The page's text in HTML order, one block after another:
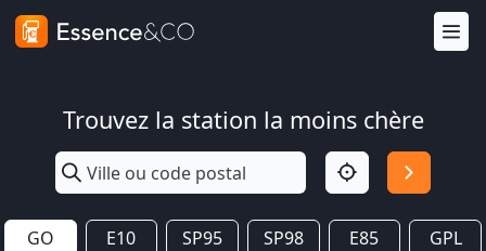
Trouvez la station la moins chère
GO E10 SP95 SP98 E85 GPL